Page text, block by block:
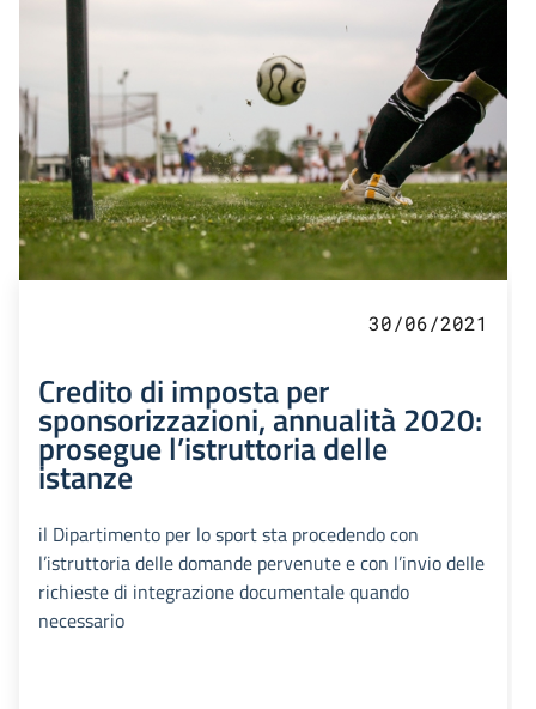
30/06/2021
Credito di imposta per
sponsorizzazioni, annualità 2020:
prosegue l’istruttoria delle
istanze
il Dipartimento per lo sport sta procedendo con
l’istruttoria delle domande pervenute e con l’invio delle
richieste di integrazione documentale quando
necessario